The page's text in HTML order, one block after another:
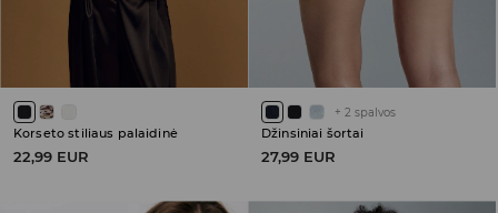
Korseto stiliaus palaidinė
22,99 EUR
+ 2 spalvos
Džinsiniai šortai
27,99 EUR